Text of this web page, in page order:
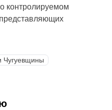
о контролируемом
Чугуевщины